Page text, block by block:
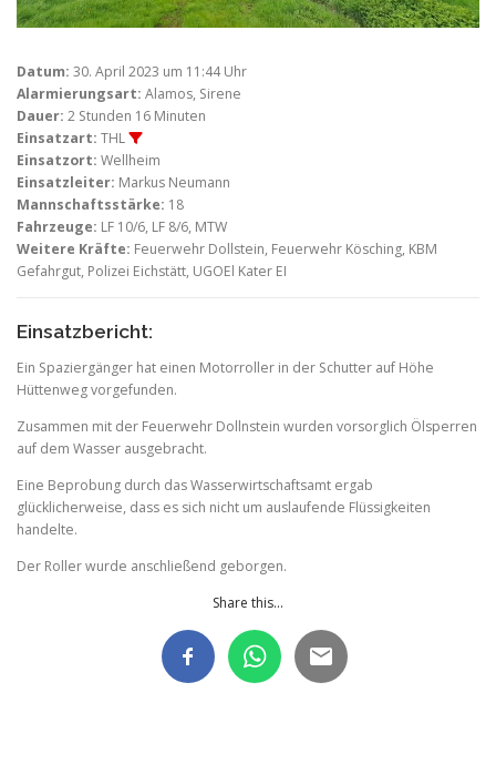
Datum: 30. April 2023 um 11:44 Uhr
Alarmierungsart: Alamos, Sirene
Dauer: 2 Stunden 16 Minuten
Einsatzart: THL
Einsatzort: Wellheim
Einsatzleiter: Markus Neumann
Mannschaftsstärke: 18
Fahrzeuge: LF 10/6, LF 8/6, MTW
Weitere Kräfte: Feuerwehr Dollstein, Feuerwehr Kösching, KBM
Gefahrgut, Polizei Eichstätt, UGOEl Kater EI
Einsatzbericht:
Ein Spaziergänger hat einen Motorroller in der Schutter auf Höhe
Hüttenweg vorgefunden.
Zusammen mit der Feuerwehr Dollnstein wurden vorsorglich Ölsperren
auf dem Wasser ausgebracht.
Eine Beprobung durch das Wasserwirtschaftsamt ergab
glücklicherweise, dass es sich nicht um auslaufende Flüssigkeiten
handelte.
Der Roller wurde anschließend geborgen.
Share this...